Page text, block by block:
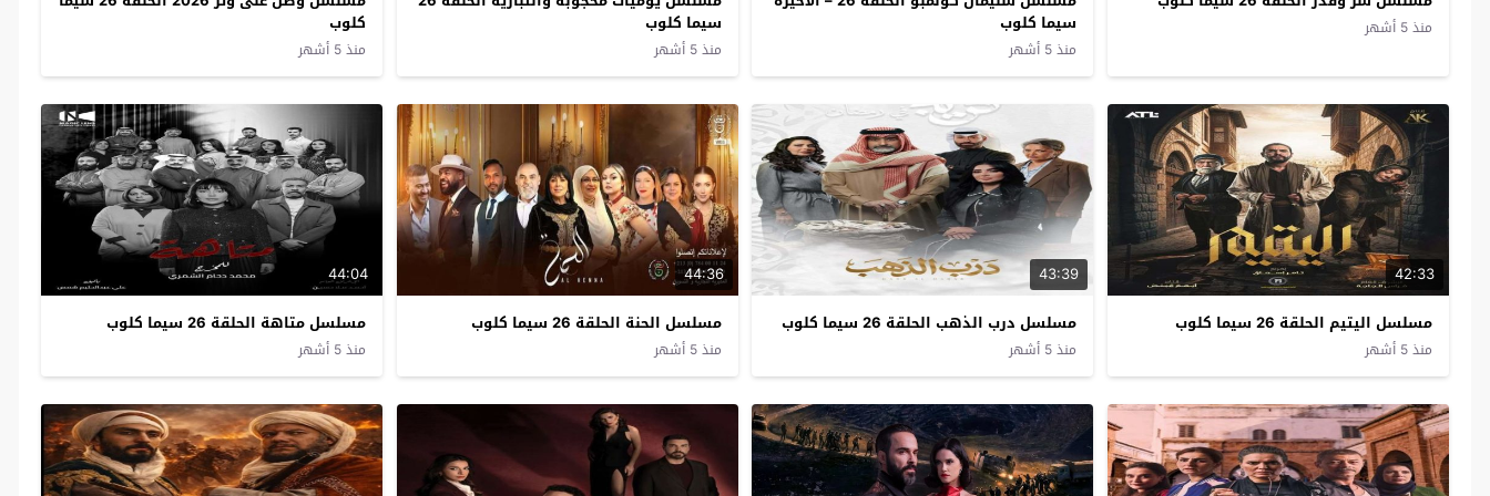
منذ 5 أشهر
سيما كلوب
منذ 5 أشهر
سيما كلوب
منذ 5 أشهر
كلوب
منذ 5 أشهر
42:33
مسلسل اليتيم الحلقة 26 سيما كلوب
منذ 5 أشهر
43:39
مسلسل درب الذهب الحلقة 26 سيما كلوب
منذ 5 أشهر
44:36
مسلسل الحنة الحلقة 26 سيما كلوب
منذ 5 أشهر
44:04
مسلسل متاهة الحلقة 26 سيما كلوب
منذ 5 أشهر